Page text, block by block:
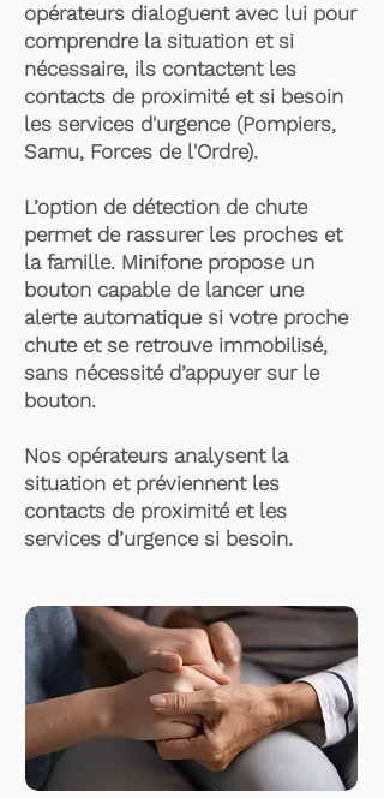
opérateurs dialoguent avec lui pour
comprendre la situation et si
nécessaire, ils contactent les
contacts de proximité et si besoin
les services d'urgence (Pompiers,
Samu, Forces de l'Ordre).
L’option de détection de chute
permet de rassurer les proches et
la famille. Minifone propose un
bouton capable de lancer une
alerte automatique si votre proche
chute et se retrouve immobilisé,
sans nécessité d’appuyer sur le
bouton.
Nos opérateurs analysent la
situation et préviennent les
contacts de proximité et les
services d’urgence si besoin.